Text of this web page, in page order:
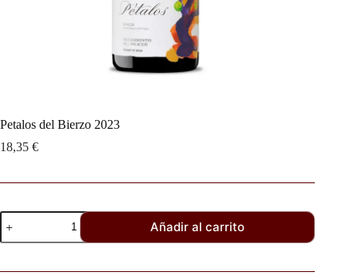
Petalos del Bierzo 2023
18,35 €
Añadir al carrito